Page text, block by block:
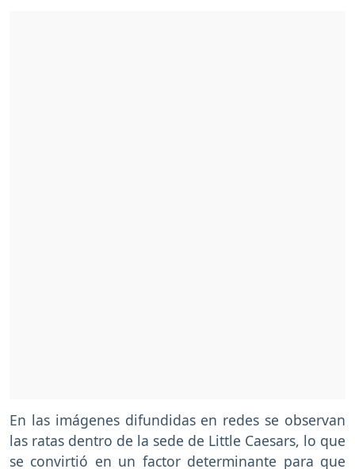
En las imágenes difundidas en redes se observan
las ratas dentro de la sede de Little Caesars, lo que
se convirtió en un factor determinante para que